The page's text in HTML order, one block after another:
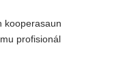
kooperasaun
profisionál